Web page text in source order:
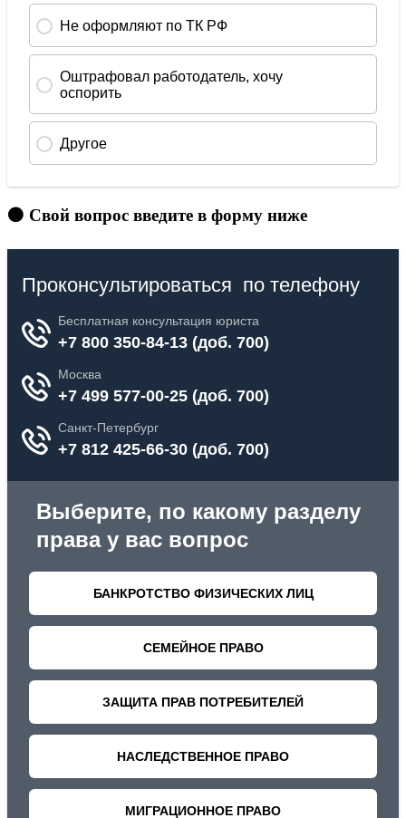
🟠 Свой вопрос введите в форму ниже